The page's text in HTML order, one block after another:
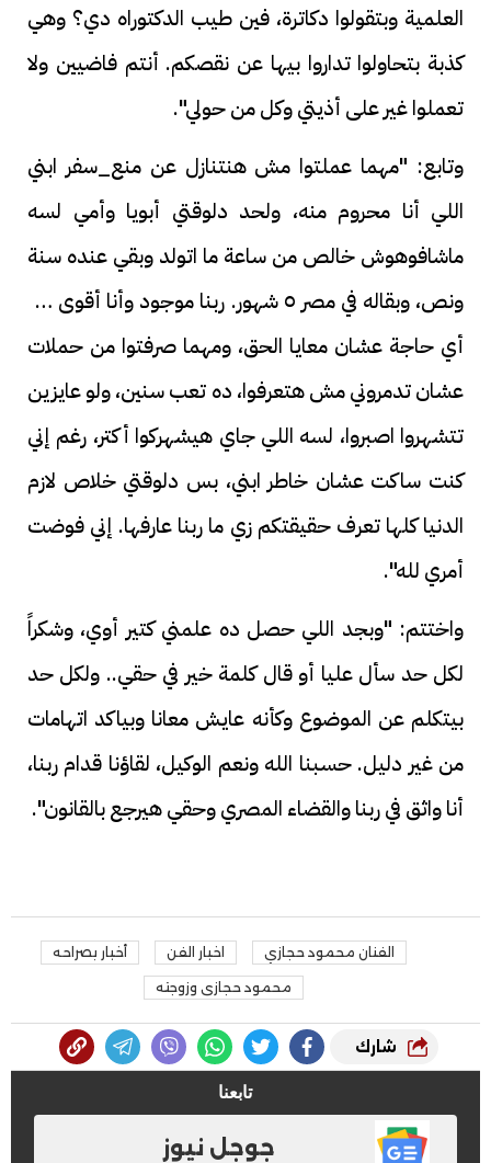
العلمية وبتقولوا دكاترة، فين طيب الدكتوراه دي؟ وهي
كذبة بتحاولوا تداروا بيها عن نقصكم. أنتم فاضيين ولا
تعملوا غير على أذيتي وكل من حولي".
وتابع: "مهما عملتوا مش هنتنازل عن منع_سفر ابني
اللي أنا محروم منه، ولحد دلوقتي أبويا وأمي لسه
ماشافوهوش خالص من ساعة ما اتولد وبقي عنده سنة
ونص، وبقاله في مصر ٥ شهور. ربنا موجود وأنا أقوى من
أي حاجة عشان معايا الحق، ومهما صرفتوا من حملات
عشان تدمروني مش هتعرفوا، ده تعب سنين، ولو عايزين
تتشهروا اصبروا، لسه اللي جاي هيشهركوا أكتر، رغم إني
كنت ساكت عشان خاطر ابني، بس دلوقتي خلاص لازم
الدنيا كلها تعرف حقيقتكم زي ما ربنا عارفها. إني فوضت
أمري لله".
واختتم: "وبجد اللي حصل ده علمني كتير أوي، وشكراً
لكل حد سأل عليا أو قال كلمة خير في حقي.. ولكل حد
بيتكلم عن الموضوع وكأنه عايش معانا وبياكد اتهامات
من غير دليل. حسبنا الله ونعم الوكيل، لقاؤنا قدام ربنا،
أنا واثق في ربنا والقضاء المصري وحقي هيرجع بالقانون".
الفنان محمود حجازي اخبار الفن أخبار بصراحه
محمود حجازى وزوجته
شارك
تابعنا
جوجل نيوز